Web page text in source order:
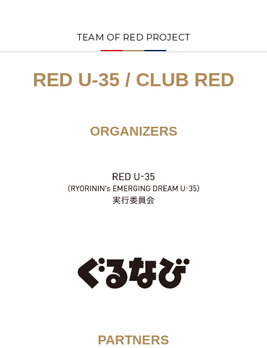
TEAM OF RED PROJECT
RED U-35 / CLUB RED
ORGANIZERS
PARTNERS